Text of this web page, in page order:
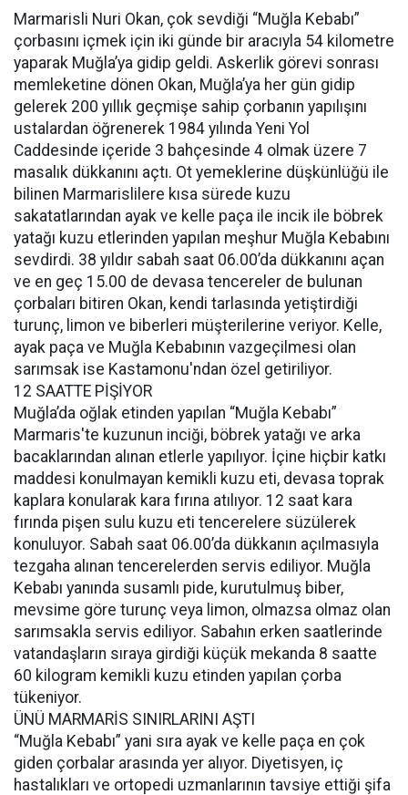
Marmarisli Nuri Okan, çok sevdiği “Muğla Kebabı”
çorbasını içmek için iki günde bir aracıyla 54 kilometre
yaparak Muğla’ya gidip geldi. Askerlik görevi sonrası
memleketine dönen Okan, Muğla’ya her gün gidip
gelerek 200 yıllık geçmişe sahip çorbanın yapılışını
ustalardan öğrenerek 1984 yılında Yeni Yol
Caddesinde içeride 3 bahçesinde 4 olmak üzere 7
masalık dükkanını açtı. Ot yemeklerine düşkünlüğü ile
bilinen Marmarislilere kısa sürede kuzu
sakatatlarından ayak ve kelle paça ile incik ile böbrek
yatağı kuzu etlerinden yapılan meşhur Muğla Kebabını
sevdirdi. 38 yıldır sabah saat 06.00’da dükkanını açan
ve en geç 15.00 de devasa tencereler de bulunan
çorbaları bitiren Okan, kendi tarlasında yetiştirdiği
turunç, limon ve biberleri müşterilerine veriyor. Kelle,
ayak paça ve Muğla Kebabının vazgeçilmesi olan
sarımsak ise Kastamonu'ndan özel getiriliyor.
12 SAATTE PİŞİYOR
Muğla’da oğlak etinden yapılan “Muğla Kebabı”
Marmaris'te kuzunun inciği, böbrek yatağı ve arka
bacaklarından alınan etlerle yapılıyor. İçine hiçbir katkı
maddesi konulmayan kemikli kuzu eti, devasa toprak
kaplara konularak kara fırına atılıyor. 12 saat kara
fırında pişen sulu kuzu eti tencerelere süzülerek
konuluyor. Sabah saat 06.00’da dükkanın açılmasıyla
tezgaha alınan tencerelerden servis ediliyor. Muğla
Kebabı yanında susamlı pide, kurutulmuş biber,
mevsime göre turunç veya limon, olmazsa olmaz olan
sarımsakla servis ediliyor. Sabahın erken saatlerinde
vatandaşların sıraya girdiği küçük mekanda 8 saatte
60 kilogram kemikli kuzu etinden yapılan çorba
tükeniyor.
ÜNÜ MARMARİS SINIRLARINI AŞTI
“Muğla Kebabı” yani sıra ayak ve kelle paça en çok
giden çorbalar arasında yer alıyor. Diyetisyen, iç
hastalıkları ve ortopedi uzmanlarının tavsiye ettiği şifa